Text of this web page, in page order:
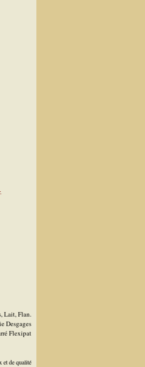
Lait, Flan.
Desgages
Flexipat
et de qualité